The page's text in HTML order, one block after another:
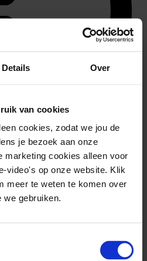
Details Over
van cookies
cookies, zodat we jou de
je bezoek aan onze
marketing cookies alleen voor
video's op onze website. Klik
meer te weten te komen over
we gebruiken.